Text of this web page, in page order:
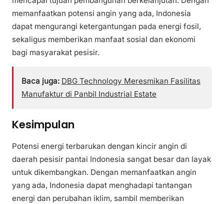
memanfaatkan potensi angin yang ada, Indonesia
dapat mengurangi ketergantungan pada energi fosil,
sekaligus memberikan manfaat sosial dan ekonomi
bagi masyarakat pesisir.
Baca juga: DBG Technology Meresmikan Fasilitas
Manufaktur di Panbil Industrial Estate
Kesimpulan
Potensi energi terbarukan dengan kincir angin di
daerah pesisir pantai Indonesia sangat besar dan layak
untuk dikembangkan. Dengan memanfaatkan angin
yang ada, Indonesia dapat menghadapi tantangan
energi dan perubahan iklim, sambil memberikan